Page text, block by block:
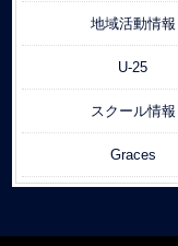
地域活動情報
U-25
スクール情報
Graces